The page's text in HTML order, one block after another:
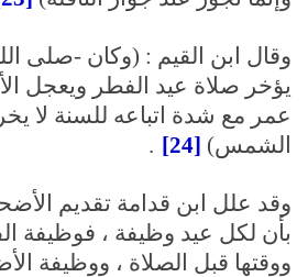
وقال ابن القيم : (وكان -صلى
يؤخر صلاة عيد الفطر ويعجل
عمر مع شدة اتباعه للسنة لا
الشمس) [24]
.
وقد علل ابن قدامة تقديم
بأن لكل عيد وظيفة ، فوظيفة
ووقتها قبل الصلاة ، ووظيفة